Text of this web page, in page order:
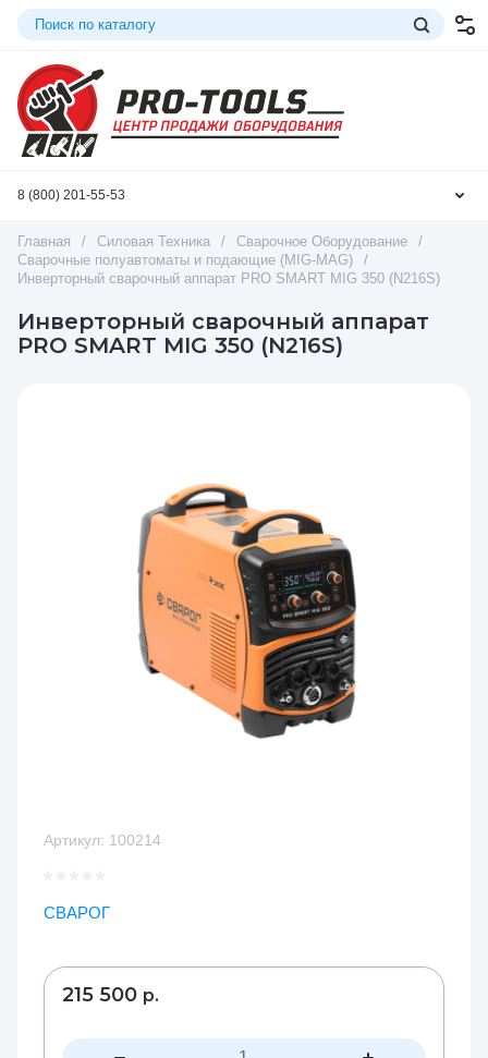
8 (800) 201-55-53
Главная / Силовая Техника / Сварочное Оборудование
/
Сварочные полуавтоматы и подающие (MIG-MAG)
/
Инверторный сварочный аппарат PRO SMART MIG 350 (N216S)
Инверторный сварочный аппарат
PRO SMART MIG 350 (N216S)
Артикул: 100214
СВАРОГ
215 500 р.